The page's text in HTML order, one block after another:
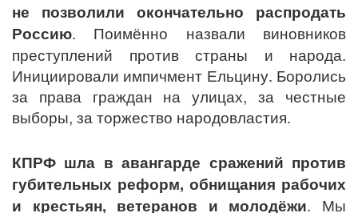
не позволили окончательно распродать
Россию. Поимённо назвали виновников
преступлений против страны и народа.
Инициировали импичмент Ельцину. Боролись
за права граждан на улицах, за честные
выборы, за торжество народовластия.
КПРФ шла в авангарде сражений против
губительных реформ, обнищания рабочих
и крестьян, ветеранов и молодёжи. Мы